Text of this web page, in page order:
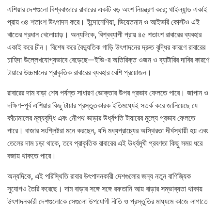
এশিয়ার দেশগুলো বিশ্ববাজারে রাবারের একটি বড় অংশ নিয়ন্ত্রণ করে; থাইল্যান্ড একাই
প্রায় ৩৪ শতাংশ উৎপাদন করে। ইন্দোনেশিয়া, ভিয়েতনাম ও আইভরি কোস্টও এই
খাতের প্রধান খেলোয়াড়। অন্যদিকে, বিশ্বব্যাপী প্রায় ৪৫ শতাংশ রাবারের ব্যবহার
একাই করে চীন। বিশেষ করে বৈদ্যুতিক গাড়ি উৎপাদনের দ্রুত বৃদ্ধির কারণে রাবারের
চাহিদা উল্লেখযোগ্যভাবে বেড়েছে—ইভি-র অতিরিক্ত ওজন ও ব্যাটারির দাবির কারণে
টায়ারে উচ্চমানের প্রাকৃতিক রাবারের ব্যবহার বেশি প্রয়োজন।
রাবারের দাম বাড়া শেষ পর্যন্ত সাধারণ ভোক্তার উপর প্রভাব ফেলতে পারে। জাপান ও
দক্ষিণ-পূর্ব এশিয়ার কিছু টায়ার প্রস্তুতকারক ইতিমধ্যেই সতর্ক করে জানিয়েছে যে
কাঁচামালের মূল্যবৃদ্ধি এবং নৌপথ ভাড়ার উর্ধ্বগতি টায়ারের মুল্যে প্রভাব ফেলতে
পারে। বাজার সংশ্লিষ্টরা মনে করছেন, যদি মধ্যপ্রাচ্যের অস্থিরতা দীর্ঘস্থায়ী হয় এবং
তেলের দাম চড়া থাকে, তবে প্রাকৃতিক রাবারের এই ঊর্ধ্বমুখী প্রবণতা কিছু সময় ধরে
বজায় থাকতে পারে।
অন্যদিকে, এই পরিস্থিতি রাবার উৎপাদনকারী দেশগুলোর জন্য নতুন বাণিজ্যিক
সুযোগও তৈরি করেছে। দাম বাড়ার সঙ্গে সঙ্গে রফতানি আয় বাড়ার সম্ভাব্যতা থাকায়
উৎপাদনকারী দেশগুলোকে সেগুলো উপযোগী নীতি ও প্রস্তুতির মাধ্যমে কাজে লাগাতে